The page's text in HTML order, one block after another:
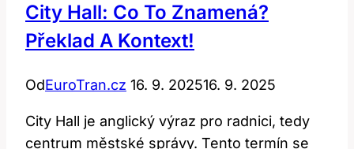
City Hall: Co To Znamená?
Překlad A Kontext!
OdEuroTran.cz 16. 9. 202516. 9. 2025
City Hall je anglický výraz pro radnici, tedy
centrum městské správy. Tento termín se